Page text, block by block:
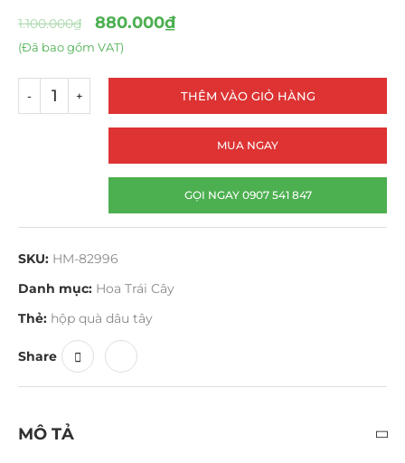
1.100.000₫ 880.000₫
(Đã bao gồm VAT)
THÊM VÀO GIỎ HÀNG
MUA NGAY
GỌI NGAY 0907 541 847
SKU: HM-82996
Danh mục: Hoa Trái Cây
Thẻ: hộp quà dâu tây
Share
MÔ TẢ